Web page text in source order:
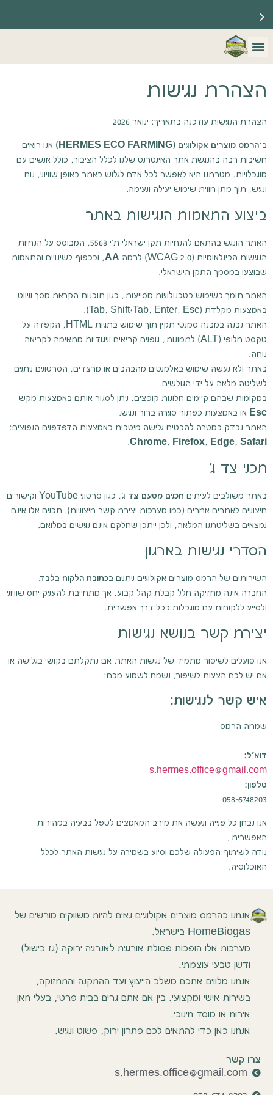
☀️ ברוכים הבאים לאתר שלנו ☀️ 🔥 משווקים רשמיים של HomeBiogas 🔥
הצהרת נגישות
הצהרת הנגישות עודכנה בתאריך: ינואר 2026
ב־הרמס מוצרים אקולוגיים (HERMES ECO FARMING)
אנו רואים
חשיבות רבה בהנגשת אתר האינטרנט שלנו לכלל הציבור, כולל אנשים עם
מוגבלויות. מטרתנו היא לאפשר לכל אדם לגלוש באתר באופן שוויוני, נוח
ונגיש, תוך מתן חווית שימוש יעילה ונעימה.
ביצוע התאמות הנגישות באתר
האתר הונגש בהתאם להנחיות תקן ישראלי ת״י 5568, המבוסס על הנחיות
הנגישות הבינלאומיות (WCAG 2.0) לרמה
AA, ובכפוף לשינויים והתאמות
שבוצעו במסמך התקן הישראלי.
האתר תומך בשימוש בטכנולוגיות מסייעות, כגון תוכנות הקראת מסך וניווט
באמצעות מקלדת (Tab, Shift+Tab, Enter, Esc).
האתר נבנה במבנה סמנטי תקין תוך שימוש בתגיות HTML, הקפדה על
טקסט חלופי (ALT) לתמונות, גופנים קריאים וניגודיות מתאימה לקריאה
נוחה.
באתר ולא נעשה שימוש באלמנטים מהבהבים או מרצדים, הסרטונים ניתנים
לשליטה מלאה על ידי הגולשים.
במקומות שבהם קיימים חלונות קופצים, ניתן לסגור אותם באמצעות מקש
Esc או באמצעות כפתור סגירה ברור ונגיש.
האתר נבדק במטרה להבטיח גלישה מיטבית באמצעות הדפדפנים הנפוצים:
Chrome, Firefox, Edge, Safari
.
תכני צד ג'
באתר משולבים לעיתים תכנים מטעם צד ג׳
, כגון סרטוני YouTube וקישורים
חיצוניים לאתרים אחרים (כמו מערכות יצירת קשר חיצוניות). תכנים אלו אינם
נמצאים בשליטתנו המלאה, ולכן ייתכן שחלקם אינם נגישים במלואם.
הסדרי נגישות בארגון
השירותים של הרמס מוצרים אקולוגיים ניתנים בכתובת הלקוח בלבד.
החברה אינה מחזיקה חלל קבלת קהל קבוע, אך מתחייבת להעניק יחס שוויוני
ולסייע ללקוחות עם מוגבלות בכל דרך אפשרית.
יצירת קשר בנושא נגישות
אנו פועלים לשיפור מתמיד של נגישות האתר. אם נתקלתם בקושי בגלישה או
אם יש לכם הצעות לשיפור, נשמח לשמוע מכם:
איש קשר לנגישות:
שמחה הרמס
דוא"ל:
s.hermes.office@gmail.com
טלפון:
058-6748203
אנו נבחן כל פנייה ונעשה את מירב המאמצים לטפל בבעיה במהירות
האפשרית,
נודה לשיתוף הפעולה שלכם וסיוע בשמירה על נגישות האתר לכלל
האוכלוסיה.
אנחנו בהרמס מוצרים אקולוגיים גאים להיות משווקים מורשים של
HomeBiogas בישראל.
מערכות אלו הופכות פסולת אורגנית לאנרגיה ירוקה (גז בישול)
ודשן טבעי עוצמתי.
אנחנו מלווים אתכם משלב הייעוץ ועד ההתקנה והתחזוקה,
בשירות אישי ומקצועי. בין אם אתם גרים בבית פרטי, בעלי חאן
אירוח או מוסד חינוכי.
אנחנו כאן כדי להתאים לכם פתרון ירוק, פשוט ונגיש.
צרו קשר
s.hermes.office@gmail.com